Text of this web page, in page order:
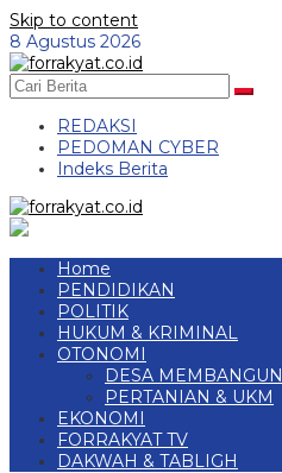
Skip to content
8 Agustus 2026
REDAKSI
PEDOMAN CYBER
Indeks Berita
Home
PENDIDIKAN
POLITIK
HUKUM & KRIMINAL
OTONOMI
DESA MEMBANGUN
PERTANIAN & UKM
EKONOMI
FORRAKYAT TV
DAKWAH & TABLIGH